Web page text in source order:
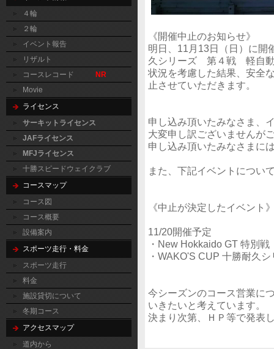
４輪
２輪
イベント報告
リザルト
コースレコード
NR
Movie
ライセンス
サーキットライセンス
JAFライセンス
MFJライセンス
十勝スピードウェイクラブ
コースマップ
コース図
コース概要
設備案内
スポーツ走行・料金
スポーツ走行
料金
施設貸切について
冬期コース
アクセスマップ
道内から
《開催中止のお知らせ》
明日、11月13日（日）に開
久シリーズ 第４戦 軽自動
状況を考慮した結果、安全
止させていただきます。
申し込み頂いたみなさま、
大変申し訳ございませんが
申し込み頂いたみなさまに
また、下記イベントについ
《中止が決定したイベント
11/20開催予定
・New Hokkaido GT 特別戦
・WAKO'S CUP 十勝耐久
今シーズンのコース営業に
いきたいと考えています。
決まり次第、ＨＰ等で発表